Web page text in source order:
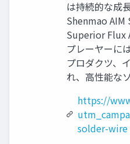
は持続的な成
Shenmao
Superior Flux
プレーヤーに
プロダクツ、
れ、高性能な
https://
solder-wire